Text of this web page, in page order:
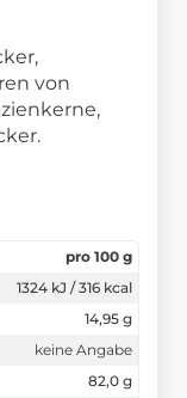
von
pro 100 g
1324 kJ / 316 kcal
14,95 g
keine Angabe
82,0 g